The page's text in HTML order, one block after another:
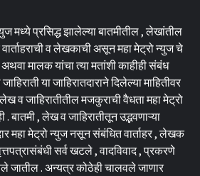
मध्ये प्रसिद्ध झालेल्या बातमीतील , लेखांतील
व लेखकाची असून महा मेट्रो न्युज चे
मालक यांचा त्या मतांशी काहीही संबंध
या जाहिरातदाराने दिलेल्या माहितीवर
व जाहिरातीतील मजकुराची वैधता महा मेट्रो
बातमी , लेख व जाहिरातीतून उद्भवणाऱ्या
महा मेट्रो न्युज नसून संबंधित वार्ताहर , लेखक
सर्व खटले , वादविवाद , प्रकरणे
जातील . अन्यत्र कोठेही चालवले जाणार